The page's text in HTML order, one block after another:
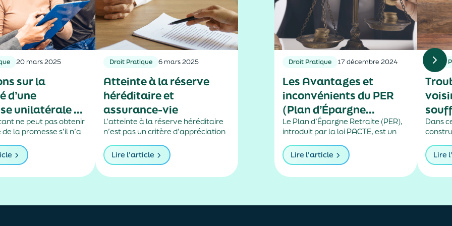
20 mars 2025
sur la
d’une
unilatérale de
ne peut pas obtenir
la promesse s’il n’a
mis en demeure le
de justifier de
Droit Pratique 6 mars 2025
Atteinte à la réserve
héréditaire et
assurance-vie
L’atteinte à la réserve héréditaire
n’est pas un critère d’appréciation
exagéré des primes.
Lire l'article
Droit Pratique 17 décembre 2024
Les Avantages et
inconvénients du PER
(Plan d’Épargne
Retraite) en Droit
Français
Le Plan d’Épargne Retraite (PER),
introduit par la loi PACTE, est un
destiné à préparer sa retraite. Il se
décline en trois formes : le PER
Lire l'article
Droit
Dans
Lire